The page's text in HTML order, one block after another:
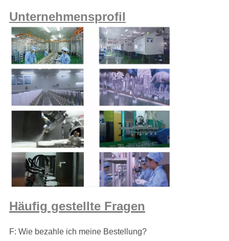
Unternehmensprofil
Häufig gestellte Fragen
F: Wie bezahle ich meine Bestellung?